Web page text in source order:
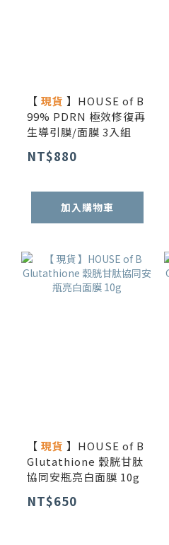
【 現貨 】HOUSE of B
99% PDRN 極效修復再
生導引膜/面膜 3入組
NT$880
加入購物車
【 現貨 】HOUSE of B
Glutathione 穀胱甘肽
協同安瓶亮白面膜 10g
NT$650